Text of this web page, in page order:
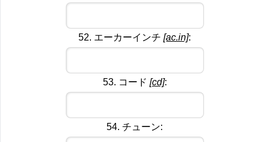
52. エーカーインチ [ac.in]:
53. コード [cd]:
54. チューン: